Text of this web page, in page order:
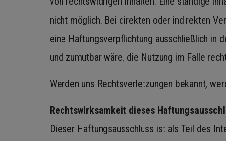
nicht möglich. Bei direkten oder indirekten
eine Haftungsverpflichtung ausschließlich in
und zumutbar wäre, die Nutzung im Falle
Werden uns Rechtsverletzungen bekannt,
Rechtswirksamkeit dieses
Dieser Haftungsausschluss ist als Teil des